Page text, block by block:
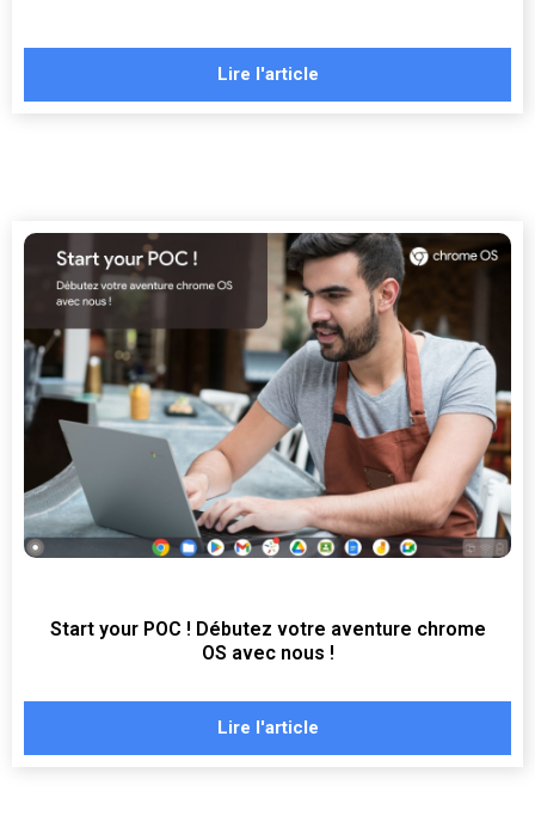
Lire l'article
Start your POC ! Débutez votre aventure chrome
OS avec nous !
Lire l'article